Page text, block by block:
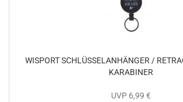
WISPORT SCHLÜSSELANHÄNGER /
KARABINER
UVP 6,99 €